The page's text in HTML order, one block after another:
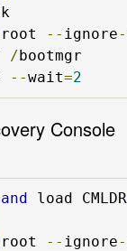
root -- ignore-
/bootmgr
--wait=2
Console
and load CMLDR
root -- ignore-